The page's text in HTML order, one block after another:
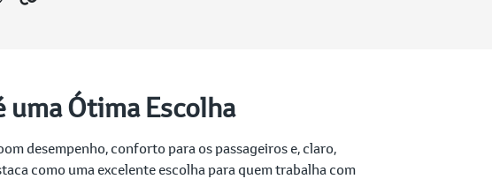
uma Ótima Escolha
desempenho, conforto para os passageiros e, claro,
como uma excelente escolha para quem trabalha com